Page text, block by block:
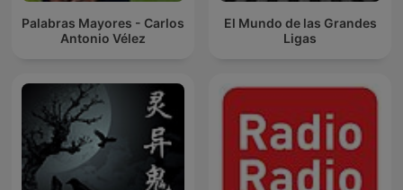
Palabras Mayores - Carlos
Antonio Vélez
El Mundo de las Grandes
Ligas